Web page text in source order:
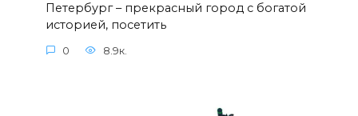
Петербург – прекрасный город с богатой
историей, посетить
0 8.9к.